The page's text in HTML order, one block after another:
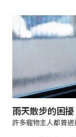
雨天散步的困
許多寵物主人都曾遇